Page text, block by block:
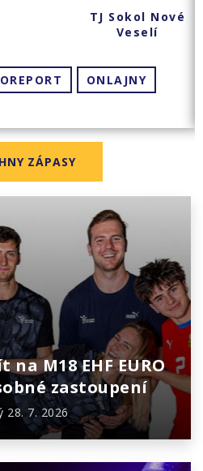
TJ Sokol Nové
Veselí
ONLAJNY
ZÁPASY
M18 EHF EURO
zastoupení
28. 7. 2026